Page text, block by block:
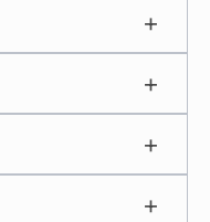
+
+
+
+